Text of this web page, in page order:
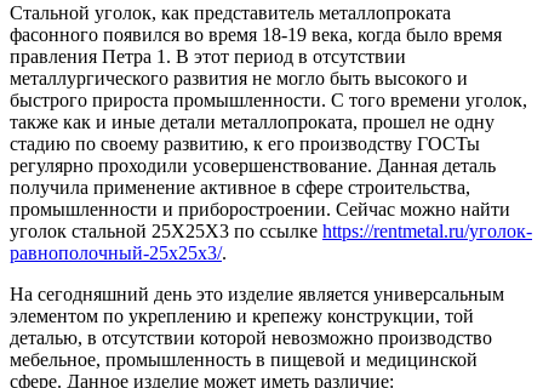
Стальной уголок, как представитель металлопроката
фасонного появился во время 18-19 века, когда было время
правления Петра 1. В этот период в отсутствии
металлургического развития не могло быть высокого и
быстрого прироста промышленности. С того времени уголок,
также как и иные детали металлопроката, прошел не одну
стадию по своему развитию, к его производству ГОСТы
регулярно проходили усовершенствование. Данная деталь
получила применение активное в сфере строительства,
промышленности и приборостроении. Сейчас можно найти
уголок стальной 25Х25Х3 по ссылке https://rentmetal.ru/уголок-
равнополочный-25х25х3/.
На сегодняшний день это изделие является универсальным
элементом по укреплению и крепежу конструкции, той
деталью, в отсутствии которой невозможно производство
мебельное, промышленность в пищевой и медицинской
сфере. Данное изделие может иметь различие: